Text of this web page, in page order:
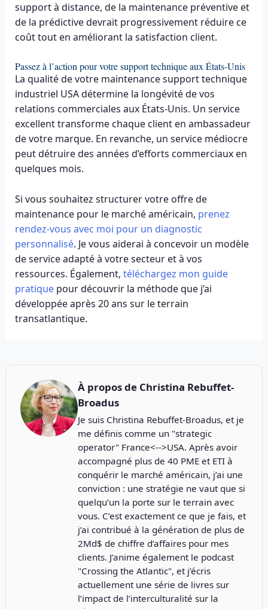
support à distance, de la maintenance préventive et
de la prédictive devrait progressivement réduire ce
coût tout en améliorant la satisfaction client.
Passez à l’action pour votre support technique aux États-Unis
La qualité de votre maintenance support technique
industriel USA détermine la longévité de vos
relations commerciales aux États-Unis. Un service
excellent transforme chaque client en ambassadeur
de votre marque. En revanche, un service médiocre
peut détruire des années d’efforts commerciaux en
quelques mois.
Si vous souhaitez structurer votre offre de
maintenance pour le marché américain, prenez
rendez-vous avec moi pour un diagnostic
personnalisé. Je vous aiderai à concevoir un modèle
de service adapté à votre secteur et à vos
ressources. Également, téléchargez mon guide
pratiquepour découvrir la méthode que j’ai
développée après 20 ans sur le terrain
transatlantique.
À propos de Christina Rebuffet-
Broadus
Je suis Christina Rebuffet-Broadus, et je
me définis comme un "strategic
operator" France<-->USA. Après avoir
accompagné plus de 40 PME et ETI à
conquérir le marché américain, j’ai une
conviction : une stratégie ne vaut que si
quelqu’un la porte sur le terrain avec
vous. C’est exactement ce que je fais, et
j’ai contribué à la génération de plus de
2Md$ de chiffre d’affaires pour mes
clients. J’anime également le podcast
"Crossing the Atlantic", et j’écris
actuellement une série de livres sur
l’impact de l’interculturalité sur la